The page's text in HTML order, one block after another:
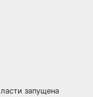
запущена